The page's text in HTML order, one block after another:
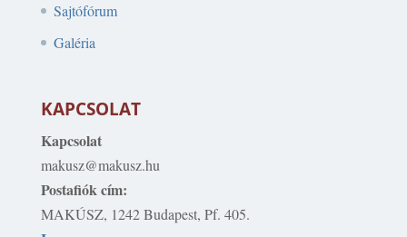
Sajtófórum
Galéria
KAPCSOLAT
Kapcsolat
makusz@makusz.hu
Postafiók cím:
MAKÚSZ, 1242 Budapest, Pf. 405.